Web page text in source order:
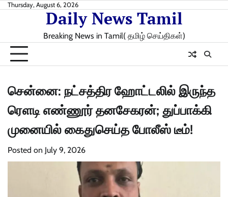
SkipThursday, August 6, 2026
Daily News Tamil
Breaking News in Tamil( தமிழ் செய்திகள்)
சென்னை: நட்சத்திர ஹோட்டலில் இருந்த
ரௌடி எண்ணூர் தனசேகரன்; துப்பாக்கி
முனையில் கைதுசெய்த போலீஸ் டீம்!
Posted on July 9, 2026